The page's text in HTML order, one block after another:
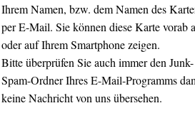
Ihrem Namen, bzw. dem Namen des
per E-Mail. Sie können diese Karte vorab
oder auf Ihrem Smartphone zeigen.
Bitte überprüfen Sie auch immer den
Spam-Ordner Ihres E-Mail-Programms
keine Nachricht von uns übersehen.